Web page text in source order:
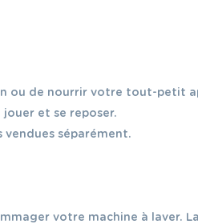
ou de nourrir votre tout-petit
et se reposer.
vendues séparément.
votre machine à laver.